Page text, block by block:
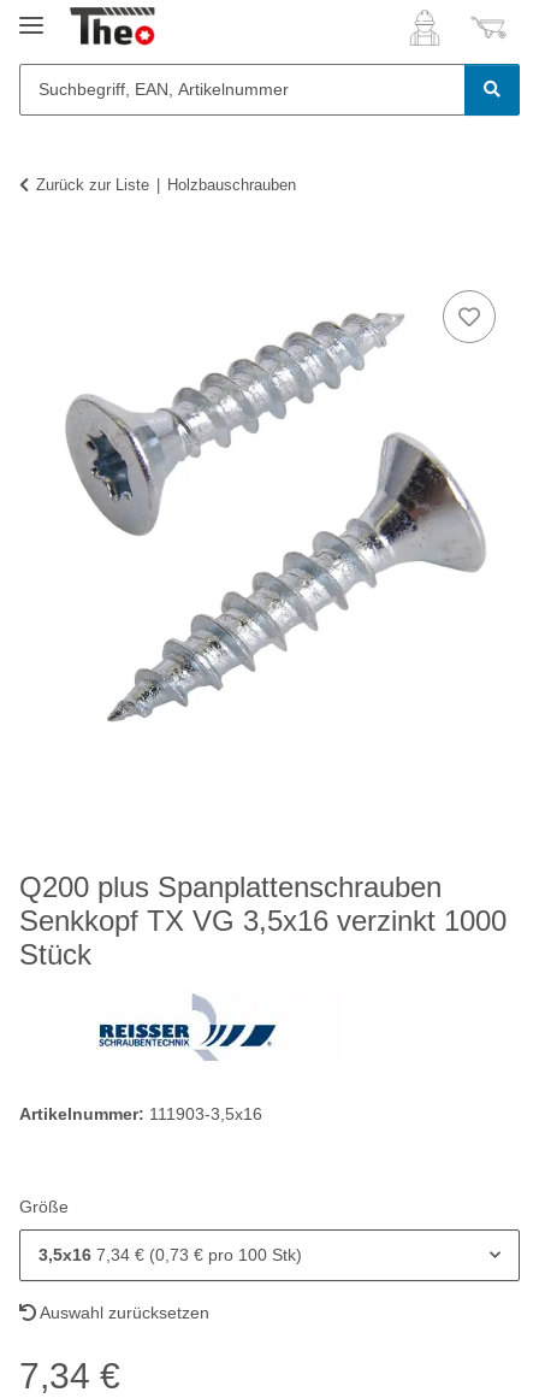
Zurück zur Liste Holzbauschrauben
Q200 plus Spanplattenschrauben
Senkkopf TX VG 3,5x16 verzinkt 1000
Stück
Artikelnummer: 111903-3,5x16
Größe
3,5x16 7,34 € (0,73 € pro 100 Stk)
Auswahl zurücksetzen
7,34 €